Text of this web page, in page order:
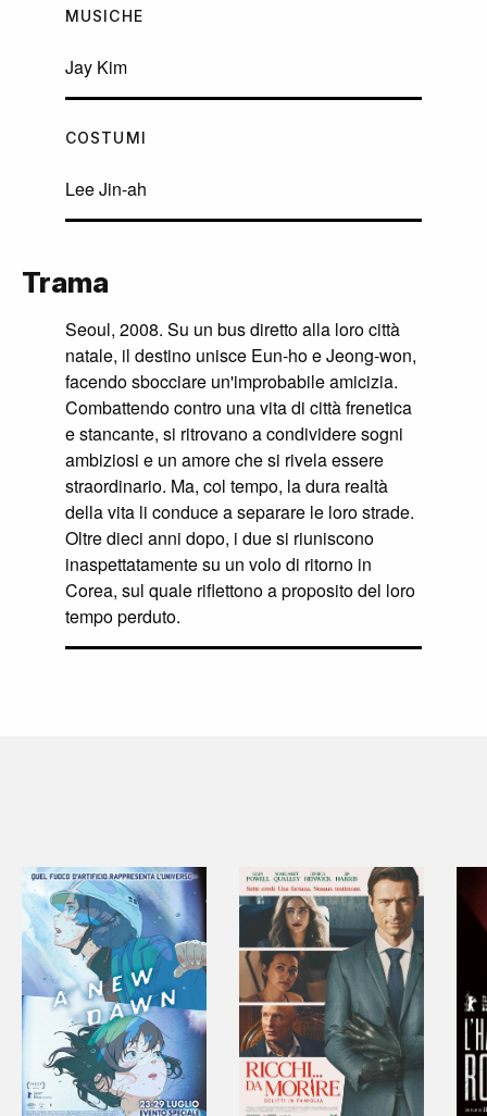
MUSICHE
Jay Kim
COSTUMI
Lee Jin-ah
Trama
Seoul, 2008. Su un bus diretto alla loro città
natale, il destino unisce Eun-ho e Jeong-won,
facendo sbocciare un'improbabile amicizia.
Combattendo contro una vita di città frenetica
e stancante, si ritrovano a condividere sogni
ambiziosi e un amore che si rivela essere
straordinario. Ma, col tempo, la dura realtà
della vita li conduce a separare le loro strade.
Oltre dieci anni dopo, i due si riuniscono
inaspettatamente su un volo di ritorno in
Corea, sul quale riflettono a proposito del loro
tempo perduto.